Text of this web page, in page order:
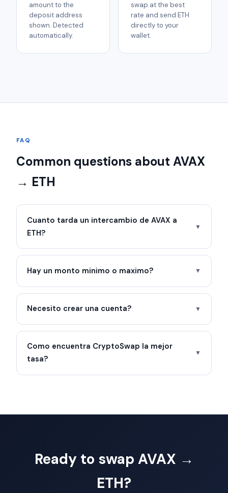
amount to the
deposit address
shown. Detected
automatically.
swap at the best
rate and send ETH
directly to your
wallet.
FAQ
Common questions about AVAX
→ ETH
Cuanto tarda un intercambio de AVAX a
ETH?
▼
Hay un monto minimo o maximo? ▼
Necesito crear una cuenta? ▼
Como encuentra CryptoSwap la mejor
tasa?
▼
Ready to swap AVAX →
ETH?